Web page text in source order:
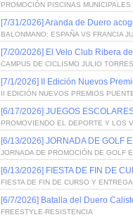
PROMOCIÓN PISCINAS
[7/31/2026] Aranda de Duero
BALONMANO: ESPAÑA VS FRANCIA
[7/20/2026] El Velo Club Ribera
CAMPUS DE CICLISMO JULIO
[7/1/2026] II Edición Nuevos
II EDICIÓN NUEVOS PREMIOS
[6/17/2026] JUEGOS
PROMOVIENDO EL DEPORTE Y LOS
[6/13/2026] JORNADA DE GOLF
JORNADA DE PROMOCIÓN DE GOLF
[6/13/2026] FIESTA DE FIN DE
FIESTA DE FIN DE CURSO Y
[6/7/2026] Batalla del Duero
FREESTYLE-RESISTENCIA